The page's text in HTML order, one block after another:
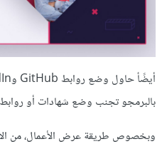
بالبرمجو تجنب وضع شهادات أو
وبخصوص طريقة عرض الأعمال، من